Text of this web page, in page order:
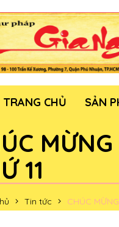
TRANG CHỦ SẢN
11
Tin tức CHÚC